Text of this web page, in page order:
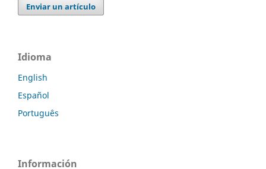
Enviar un artículo
Idioma
English
Español
Português
Información